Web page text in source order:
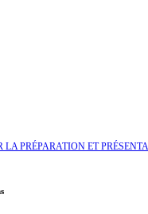
LA PRÉPARATION ET